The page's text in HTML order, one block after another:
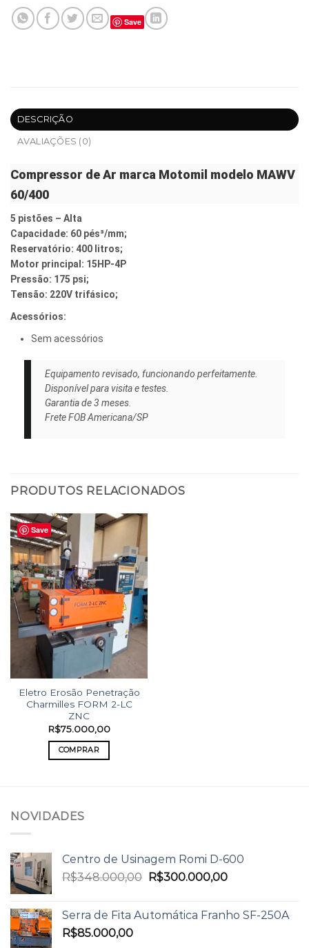
Save
DESCRIÇÃO
AVALIAÇÕES (0)
Compressor de Ar marca Motomil modelo MAWV
60/400
5 pistões – Alta
Capacidade: 60 pés³/mm;
Reservatório: 400 litros;
Motor principal: 15HP-4P
Pressão: 175 psi;
Tensão: 220V trifásico;
Acessórios:
Sem acessórios
Equipamento revisado, funcionando perfeitamente.
Disponível para visita e testes.
Garantia de 3 meses.
Frete FOB Americana/SP
PRODUTOS RELACIONADOS
Save
Eletro Erosão Penetração
Charmilles FORM 2-LC
ZNC
R$75.000,00
COMPRAR
NOVIDADES
Centro de Usinagem Romi D-600
R$348.000,00 R$300.000,00
Serra de Fita Automática Franho SF-250A
R$85.000,00